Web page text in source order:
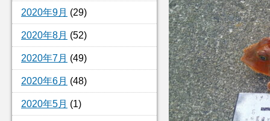
2020年9月 (29)
2020年8月 (52)
2020年7月 (49)
2020年6月 (48)
2020年5月 (1)